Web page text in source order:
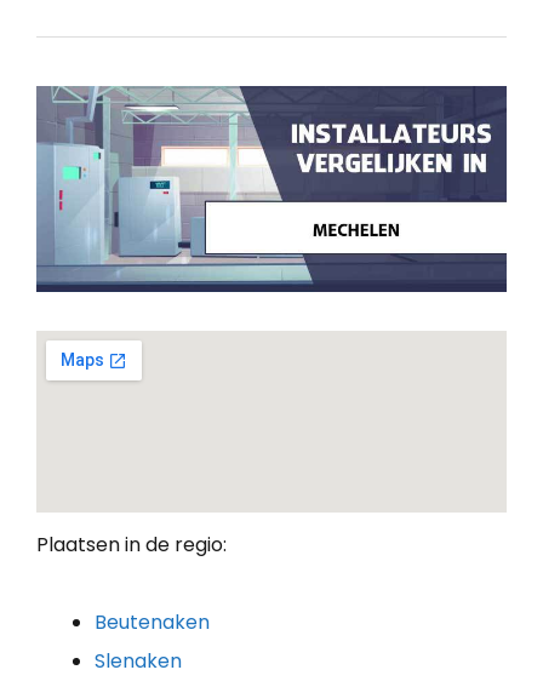
Plaatsen in de regio:
Beutenaken
Slenaken